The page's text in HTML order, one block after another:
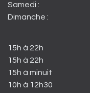
Samedi :
Dimanche :
15h à 22h
15h à 22h
15h à minuit
10h à 12h30